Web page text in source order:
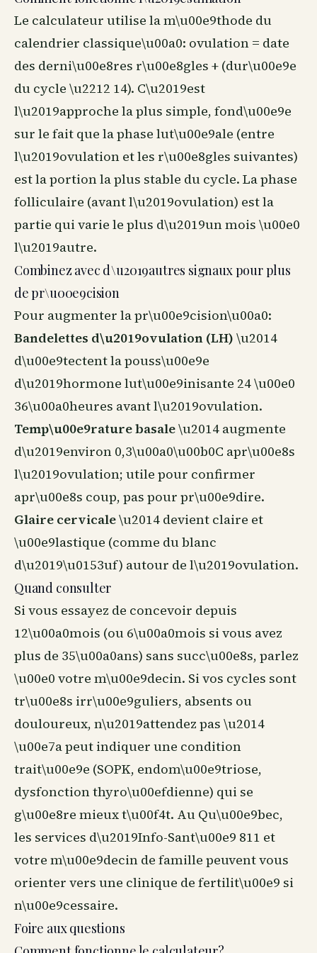
Le calculateur utilise la m\u00e9thode du
calendrier classique\u00a0: ovulation = date
des derni\u00e8res r\u00e8gles + (dur\u00e9e
du cycle \u2212 14). C\u2019est
l\u2019approche la plus simple, fond\u00e9e
sur le fait que la phase lut\u00e9ale (entre
l\u2019ovulation et les r\u00e8gles suivantes)
est la portion la plus stable du cycle. La phase
folliculaire (avant l\u2019ovulation) est la
partie qui varie le plus d\u2019un mois \u00e0
l\u2019autre.
Combinez avec d\u2019autres signaux pour plus
de pr\u00e9cision
Pour augmenter la pr\u00e9cision\u00a0:
Bandelettes d\u2019ovulation (LH) \u2014
d\u00e9tectent la pouss\u00e9e
d\u2019hormone lut\u00e9inisante 24 \u00e0
36\u00a0heures avant l\u2019ovulation.
Temp\u00e9rature basale\u2014 augmente
d\u2019environ 0,3\u00a0\u00b0C apr\u00e8s
l\u2019ovulation; utile pour confirmer
apr\u00e8s coup, pas pour pr\u00e9dire.
Glaire cervicale\u2014 devient claire et
\u00e9lastique (comme du blanc
d\u2019\u0153uf) autour de l\u2019ovulation.
Quand consulter
Si vous essayez de concevoir depuis
12\u00a0mois (ou 6\u00a0mois si vous avez
plus de 35\u00a0ans) sans succ\u00e8s, parlez
\u00e0 votre m\u00e9decin. Si vos cycles sont
tr\u00e8s irr\u00e9guliers, absents ou
douloureux, n\u2019attendez pas \u2014
\u00e7a peut indiquer une condition
trait\u00e9e (SOPK, endom\u00e9triose,
dysfonction thyro\u00efdienne) qui se
g\u00e8re mieux t\u00f4t. Au Qu\u00e9bec,
les services d\u2019Info-Sant\u00e9 811 et
votre m\u00e9decin de famille peuvent vous
orienter vers une clinique de fertilit\u00e9 si
n\u00e9cessaire.
Foire aux questions